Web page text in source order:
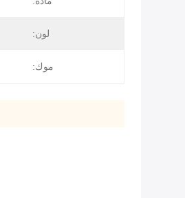
لون:
موك: